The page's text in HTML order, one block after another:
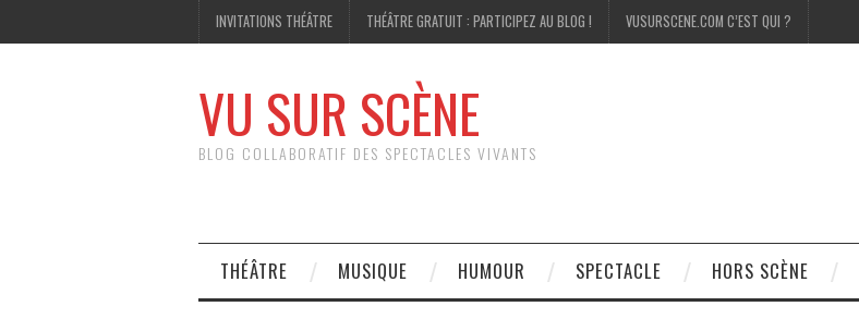
INVITATIONS THÉÂTRE THÉÂTRE GRATUIT : PARTICIPEZ AU BLOG ! VUSURSCENE.COM C’EST QUI ?
VU SUR SCÈNE
BLOG COLLABORATIF DES SPECTACLES VIVANTS
THÉÂTRE MUSIQUE HUMOUR SPECTACLE HORS SCÈNE